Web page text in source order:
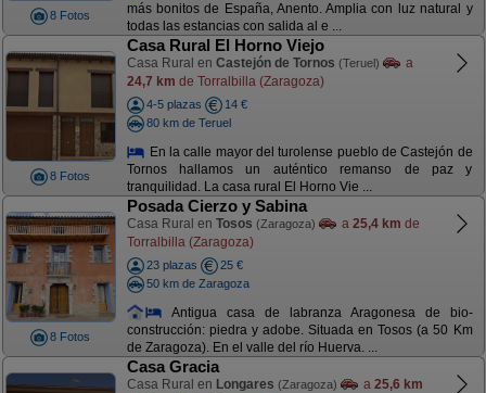
8 Fotos
más bonitos de España, Anento. Amplia con luz natural y
todas las estancias con salida al e ...
8 Fotos
Casa Rural El Horno Viejo
Casa Rural en Castejón de Tornos (Teruel)
a
24,7 km de Torralbilla (Zaragoza)
4-5 plazas
14 €
80 km de Teruel
En la calle mayor del turolense pueblo de Castejón de
Tornos hallamos un auténtico remanso de paz y
tranquilidad. La casa rural El Horno Vie ...
8 Fotos
Posada Cierzo y Sabina
Casa Rural en Tosos (Zaragoza) a 25,4 km de
Torralbilla (Zaragoza)
23 plazas
25 €
50 km de Zaragoza
Antigua casa de labranza Aragonesa de bio-
construcción: piedra y adobe. Situada en Tosos (a 50 Km
de Zaragoza). En el valle del río Huerva. ...
Casa Gracia
Casa Rural en Longares (Zaragoza) a 25,6 km